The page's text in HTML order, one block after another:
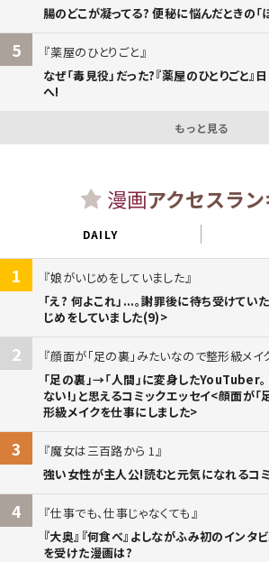
腸のどこが凝ってる? 便秘に悩んだときの「
5
薬屋のひとりごと
なぜ「毒見役」だった?『薬屋のひとりごと
へ!
もっと見る
漫画アクセスラ
DAILY
1
娘がいじめをしていました
「え? 何よこれ」...。謝罪後に待ち受けて
じめをしていました(9)>
2
顔面が「足の裏」みたいなので整形級メイ
「足の裏」→「人間」に変身したYouTuber。
ない!」と思えるコミックエッセイ<顔面が
形級メイクを仕事にしました>
3
魔女は三百路から 1
強い女性が主人公!読むと元気になれるコ
4
仕事でも、仕事じゃなくても
『大奥』『何食べ』よしながふみ初のインタ
を受けた漫画は?